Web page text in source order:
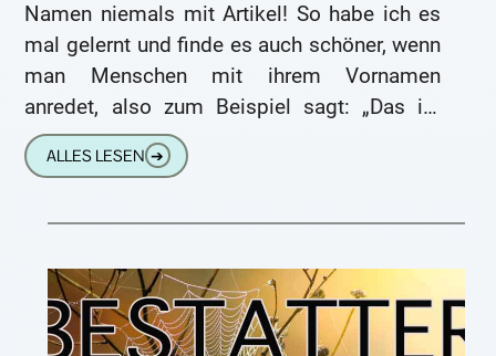
Namen niemals mit Artikel! So habe ich es
mal gelernt und finde es auch schöner, wenn
man Menschen mit ihrem Vornamen
anredet, also zum Beispiel sagt: „Das ist
Werner“ und
ALLES LESEN ➔